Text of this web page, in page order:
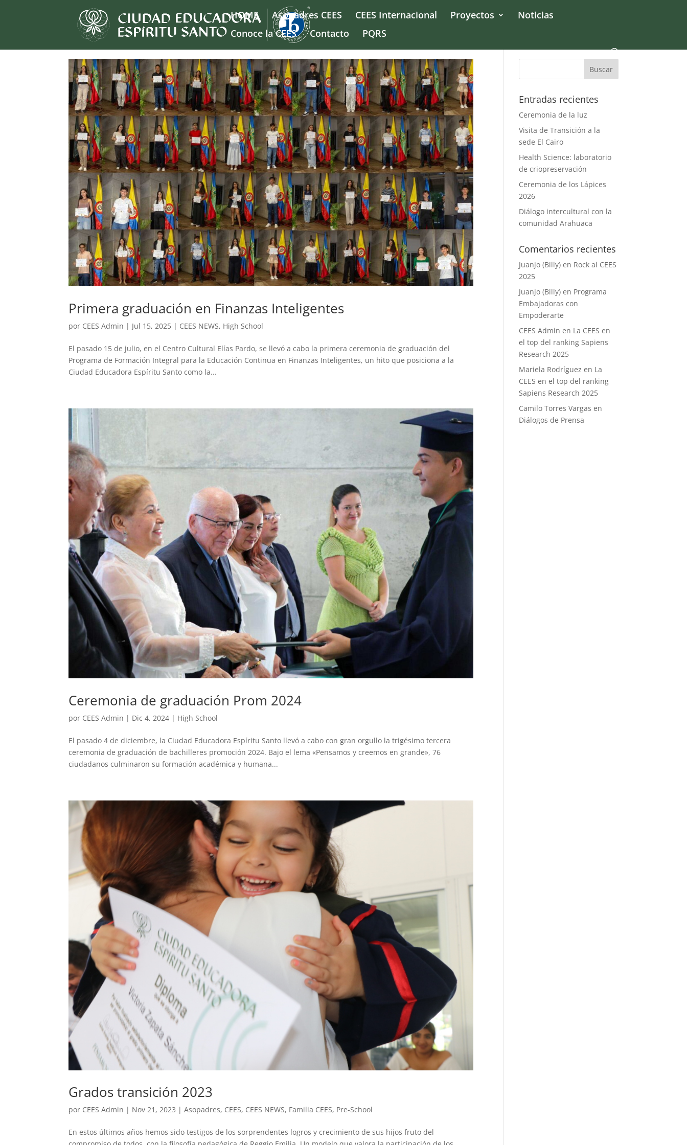
HOME Asopadres CEES CEES Internacional Proyectos
Noticias
Conoce la CEES
Contacto PQRS
Primera graduación en Finanzas Inteligentes
por CEES Admin | Jul 15, 2025 | CEES NEWS, High School
El pasado 15 de julio, en el Centro Cultural Elías Pardo, se llevó a cabo la primera ceremonia de graduación del
Programa de Formación Integral para la Educación Continua en Finanzas Inteligentes, un hito que posiciona a la
Ciudad Educadora Espíritu Santo como la...
Ceremonia de graduación Prom 2024
por CEES Admin | Dic 4, 2024 | High School
El pasado 4 de diciembre, la Ciudad Educadora Espíritu Santo llevó a cabo con gran orgullo la trigésimo tercera
ceremonia de graduación de bachilleres promoción 2024. Bajo el lema «Pensamos y creemos en grande», 76
ciudadanos culminaron su formación académica y humana...
Grados transición 2023
por CEES Admin | Nov 21, 2023 |Asopadres, CEES, CEES NEWS, Familia CEES, Pre-School
En estos últimos años hemos sido testigos de los sorprendentes logros y crecimiento de sus hijos fruto del
Entradas recientes
Ceremonia de la luz
Visita de Transición a la
sede El Cairo
Health Science: laboratorio
de criopreservación
Ceremonia de los Lápices
2026
Diálogo intercultural con la
comunidad Arahuaca
Comentarios recientes
Juanjo (Billy) en Rock al CEES
2025
Juanjo (Billy) en Programa
Embajadoras con
Empoderarte
CEES Admin en La CEES en
el top del ranking Sapiens
Research 2025
Mariela Rodríguez en La
CEES en el top del ranking
Sapiens Research 2025
Camilo Torres Vargas en
Diálogos de Prensa